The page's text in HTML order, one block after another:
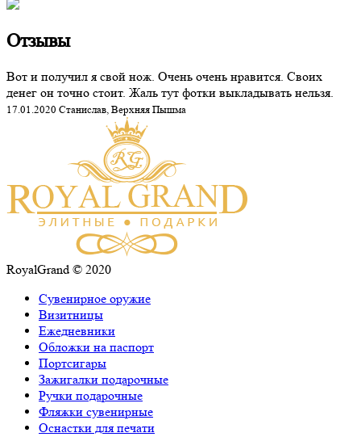
Отзывы
Вот и получил я свой нож. Очень очень нравится. Своих
денег он точно стоит. Жаль тут фотки выкладывать нельзя.
17.01.2020 Станислав, Верхняя Пышма
RoyalGrand © 2020
Сувенирное оружие
Визитницы
Ежедневники
Обложки на паспорт
Портсигары
Зажигалки подарочные
Ручки подарочные
Фляжки сувенирные
Оснастки для печати